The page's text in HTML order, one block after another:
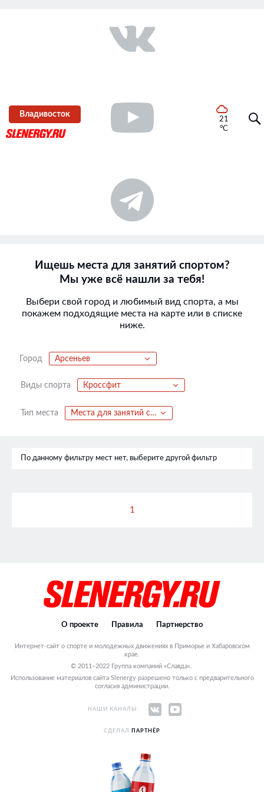
Владивосток
21
°C
Ищешь места для занятий спортом?
Мы уже всё нашли за тебя!
Выбери свой город и любимый вид спорта, а мы
покажем подходящие места на карте или в списке
ниже.
Город Арсеньев
Виды спорта Кроссфит
Тип места Места для занятий спортом
По данному фильтру мест нет, выберите другой фильтр
1
О проекте Правила Партнерство
Интернет-сайт о спорте и молодежных движениях в Приморье и Хабаровском
крае.
© 2011–2022 Группа компаний «Славда».
Использование материалов сайта Slenergy разрешено только с предварительного
согласия администрации.
НАШИ КАНАЛЫ:
СДЕЛАЛ ПАРТНЁР